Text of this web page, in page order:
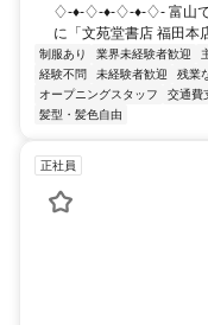
♢-♦-♢-♦-♢-♦-♢- 富山で
に「文苑堂書店 福田本
制服あり 業界未経験者歓迎
経験不問
未経験者歓迎 残業
オープニングスタッフ
交通費
髪型・髪色自由
正社員